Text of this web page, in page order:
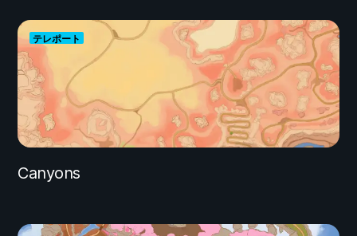
テレポート
Canyons